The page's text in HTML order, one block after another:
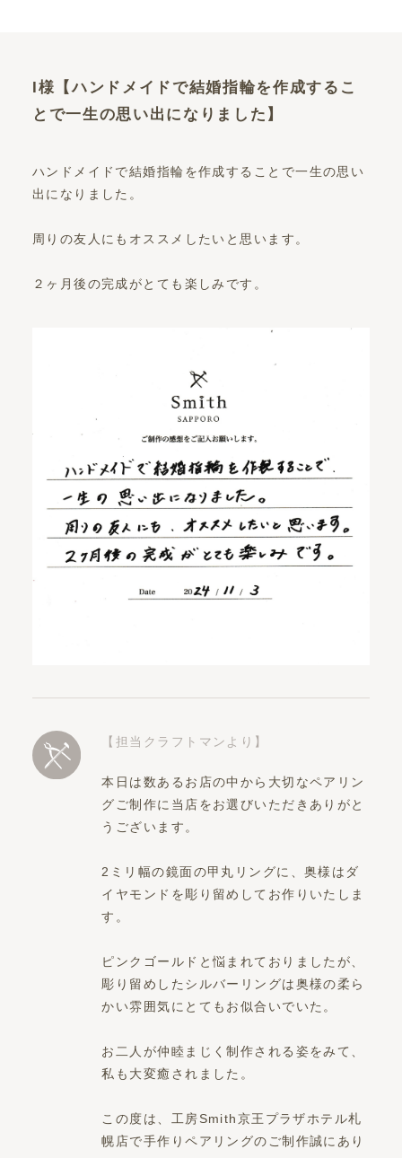
I様【ハンドメイドで結婚指輪を作成するこ
とで一生の思い出になりました】
ハンドメイドで結婚指輪を作成することで一生の思い
出になりました。
周りの友人にもオススメしたいと思います。
２ヶ月後の完成がとても楽しみです。
【担当クラフトマンより】
本日は数あるお店の中から大切なペアリン
グご制作に当店をお選びいただきありがと
うございます。
2ミリ幅の鏡面の甲丸リングに、奥様はダ
イヤモンドを彫り留めしてお作りいたしま
す。
ピンクゴールドと悩まれておりましたが、
彫り留めしたシルバーリングは奥様の柔ら
かい雰囲気にとてもお似合いでいた。
お二人が仲睦まじく制作される姿をみて、
私も大変癒されました。
この度は、工房Smith京王プラザホテル札
幌店で手作りペアリングのご制作誠にあり